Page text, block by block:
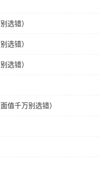
选错）
选错）
选错）
值千万别选错）